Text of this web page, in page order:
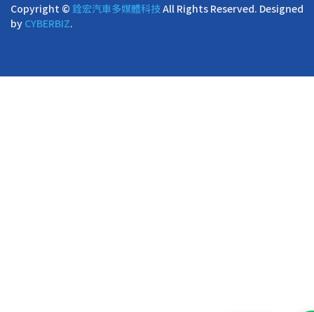
Copyright © 銓宏汽車多媒體科技All Rights Reserved. Designed
by CYBERBIZ.